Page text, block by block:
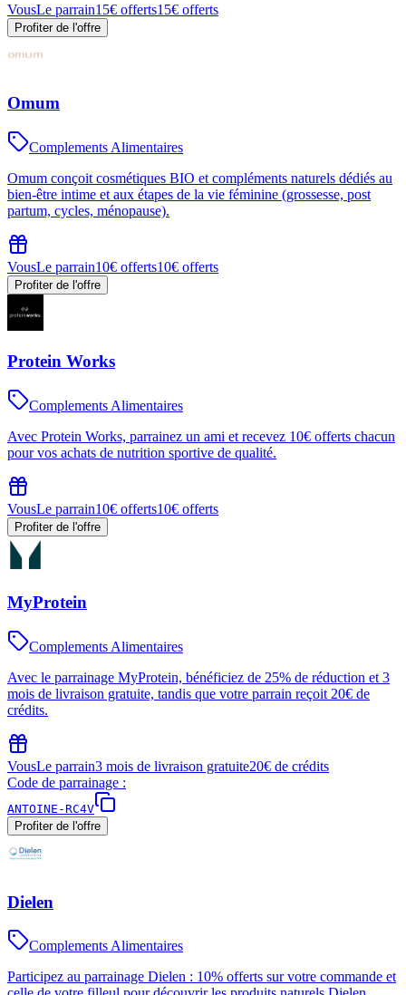
VousLe parrain15€ offerts15€ offerts
Profiter de l'offre
Omum
Complements Alimentaires
Omum conçoit cosmétiques BIO et compléments naturels dédiés au
bien‑être intime et aux étapes de la vie féminine (grossesse, post
partum, cycles, ménopause).
VousLe parrain10€ offerts10€ offerts
Profiter de l'offre
Protein Works
Complements Alimentaires
Avec Protein Works, parrainez un ami et recevez 10€ offerts chacun
pour vos achats de nutrition sportive de qualité.
VousLe parrain10€ offerts10€ offerts
Profiter de l'offre
MyProtein
Complements Alimentaires
Avec le parrainage MyProtein, bénéficiez de 25% de réduction et 3
mois de livraison gratuite, tandis que votre parrain reçoit 20€ de
crédits.
VousLe parrain3 mois de livraison gratuite20€ de crédits
Code de parrainage :
ANTOINE-RC4V
Profiter de l'offre
Dielen
Complements Alimentaires
Participez au parrainage Dielen : 10% offerts sur votre commande et